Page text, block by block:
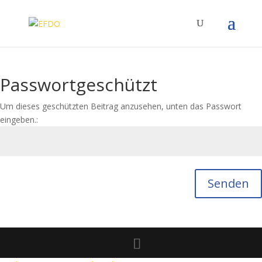
Passwortgeschützt
Um dieses geschützten Beitrag anzusehen, unten das Passwort
eingeben.:
Senden